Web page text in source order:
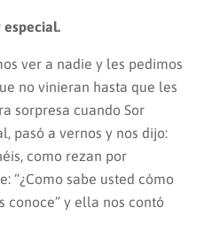
especial.
ver a nadie y les pedimos
no vinieran hasta que les
sorpresa cuando Sor
pasó a vernos y nos dijo:
como rezan por
“¿Como sabe usted cómo
conoce” y ella nos contó